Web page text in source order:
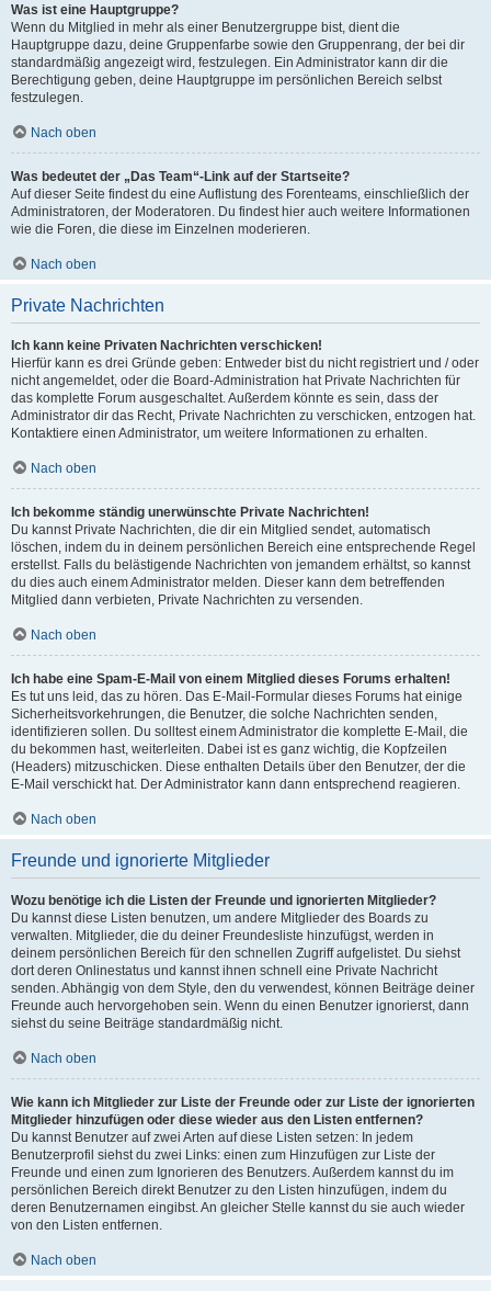
Was ist eine Hauptgruppe?
Wenn du Mitglied in mehr als einer Benutzergruppe bist, dient die
Hauptgruppe dazu, deine Gruppenfarbe sowie den Gruppenrang, der bei dir
standardmäßig angezeigt wird, festzulegen. Ein Administrator kann dir die
Berechtigung geben, deine Hauptgruppe im persönlichen Bereich selbst
festzulegen.
Nach oben
Was bedeutet der „Das Team“-Link auf der Startseite?
Auf dieser Seite findest du eine Auflistung des Forenteams, einschließlich der
Administratoren, der Moderatoren. Du findest hier auch weitere Informationen
wie die Foren, die diese im Einzelnen moderieren.
Nach oben
Private Nachrichten
Ich kann keine Privaten Nachrichten verschicken!
Hierfür kann es drei Gründe geben: Entweder bist du nicht registriert und / oder
nicht angemeldet, oder die Board-Administration hat Private Nachrichten für
das komplette Forum ausgeschaltet. Außerdem könnte es sein, dass der
Administrator dir das Recht, Private Nachrichten zu verschicken, entzogen hat.
Kontaktiere einen Administrator, um weitere Informationen zu erhalten.
Nach oben
Ich bekomme ständig unerwünschte Private Nachrichten!
Du kannst Private Nachrichten, die dir ein Mitglied sendet, automatisch
löschen, indem du in deinem persönlichen Bereich eine entsprechende Regel
erstellst. Falls du belästigende Nachrichten von jemandem erhältst, so kannst
du dies auch einem Administrator melden. Dieser kann dem betreffenden
Mitglied dann verbieten, Private Nachrichten zu versenden.
Nach oben
Ich habe eine Spam-E-Mail von einem Mitglied dieses Forums erhalten!
Es tut uns leid, das zu hören. Das E-Mail-Formular dieses Forums hat einige
Sicherheitsvorkehrungen, die Benutzer, die solche Nachrichten senden,
identifizieren sollen. Du solltest einem Administrator die komplette E-Mail, die
du bekommen hast, weiterleiten. Dabei ist es ganz wichtig, die Kopfzeilen
(Headers) mitzuschicken. Diese enthalten Details über den Benutzer, der die
E-Mail verschickt hat. Der Administrator kann dann entsprechend reagieren.
Nach oben
Freunde und ignorierte Mitglieder
Wozu benötige ich die Listen der Freunde und ignorierten Mitglieder?
Du kannst diese Listen benutzen, um andere Mitglieder des Boards zu
verwalten. Mitglieder, die du deiner Freundesliste hinzufügst, werden in
deinem persönlichen Bereich für den schnellen Zugriff aufgelistet. Du siehst
dort deren Onlinestatus und kannst ihnen schnell eine Private Nachricht
senden. Abhängig von dem Style, den du verwendest, können Beiträge deiner
Freunde auch hervorgehoben sein. Wenn du einen Benutzer ignorierst, dann
siehst du seine Beiträge standardmäßig nicht.
Nach oben
Wie kann ich Mitglieder zur Liste der Freunde oder zur Liste der ignorierten
Mitglieder hinzufügen oder diese wieder aus den Listen entfernen?
Du kannst Benutzer auf zwei Arten auf diese Listen setzen: In jedem
Benutzerprofil siehst du zwei Links: einen zum Hinzufügen zur Liste der
Freunde und einen zum Ignorieren des Benutzers. Außerdem kannst du im
persönlichen Bereich direkt Benutzer zu den Listen hinzufügen, indem du
deren Benutzernamen eingibst. An gleicher Stelle kannst du sie auch wieder
von den Listen entfernen.
Nach oben